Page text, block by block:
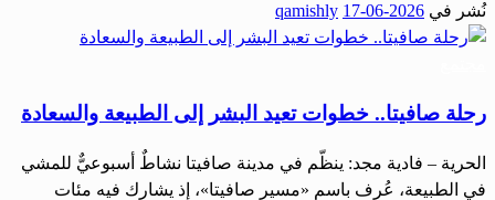
Share
نُشر في 2026-06-17
qamishly
رحلة صافيتا.. خطوات تعيد البشر إلى الطبيعة والسعادة
‏الحرية – فادية مجد: ينظّم في مدينة صافيتا نشاطٌ أسبوعيٌّ للمشي
في الطبيعة، عُرف باسم «مسير صافيتا»، إذ يشارك فيه مئات